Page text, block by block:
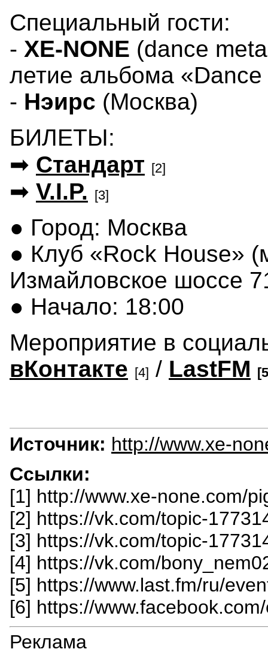
Специальный гости:
- XE-NONE (dance
летие альбома
- Нэирс (Москва)
БИЛЕТЫ:
➡ Cтандарт [2]
➡ V.I.P. [3]
● Город: Москва
● Клуб «Rock House»
Измайловское шоссе
● Начало: 18:00
Мероприятие в
вКонтакте [4] / LastFM
Источник: http://www.xe-
Ссылки:
[1] http://www.xe-none.com/
[2] https://vk.com/topic-
[3] https://vk.com/topic-
[4] https://vk.com/
[5] https://www.last.fm/ru/
[6] https://
Реклама